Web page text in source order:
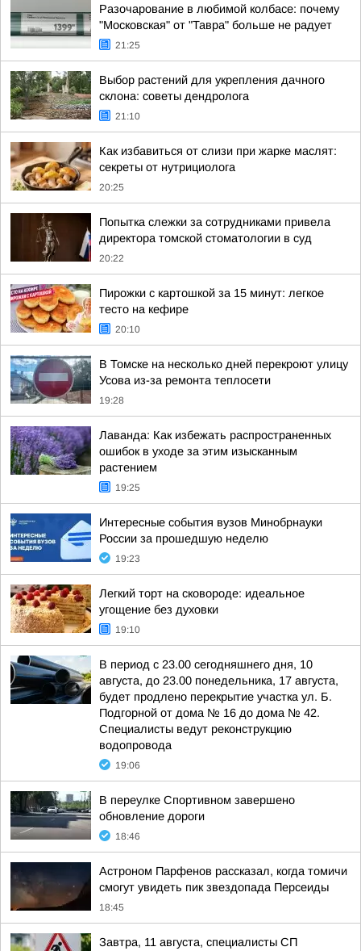
Разочарование в любимой колбасе: почему
"Московская" от "Тавра" больше не радует
21:25
Выбор растений для укрепления дачного
склона: советы дендролога
21:10
Как избавиться от слизи при жарке маслят:
секреты от нутрициолога
20:25
Попытка слежки за сотрудниками привела
директора томской стоматологии в суд
20:22
Пирожки с картошкой за 15 минут: легкое
тесто на кефире
20:10
В Томске на несколько дней перекроют улицу
Усова из-за ремонта теплосети
19:28
Лаванда: Как избежать распространенных
ошибок в уходе за этим изысканным
растением
19:25
Интересные события вузов Минобрнауки
России за прошедшую неделю
19:23
Легкий торт на сковороде: идеальное
угощение без духовки
19:10
В период с 23.00 сегодняшнего дня, 10
августа, до 23.00 понедельника, 17 августа,
будет продлено перекрытие участка ул. Б.
Подгорной от дома № 16 до дома № 42.
Специалисты ведут реконструкцию
водопровода
19:06
В переулке Спортивном завершено
обновление дороги
18:46
Астроном Парфенов рассказал, когда томичи
смогут увидеть пик звездопада Персеиды
18:45
Завтра, 11 августа, специалисты СП